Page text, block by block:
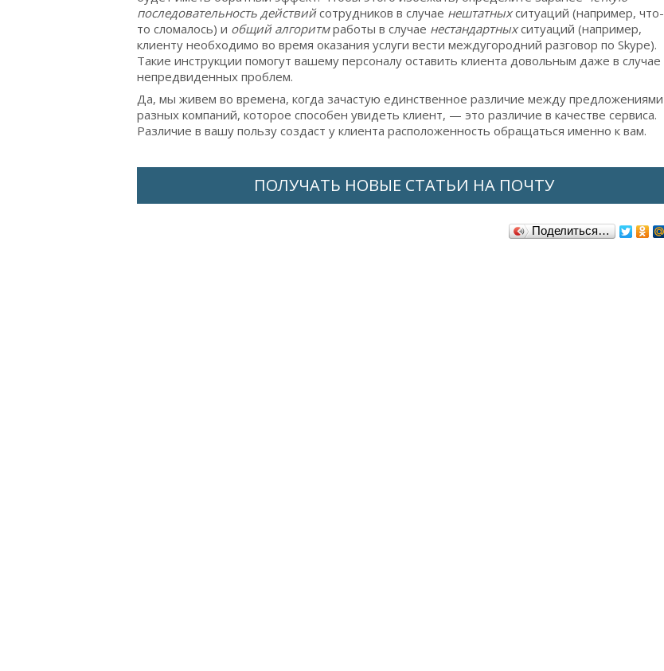
последовательность действий сотрудников в случае нештатныхситуаций (например, что-
то сломалось) и общий алгоритмработы в случае нестандартныхситуаций (например,
клиенту необходимо во время оказания услуги вести междугородний разговор по Skype).
Такие инструкции помогут вашему персоналу оставить клиента довольным даже в случае
непредвиденных проблем.
Да, мы живем во времена, когда зачастую единственное различие между предложениями
разных компаний, которое способен увидеть клиент, — это различие в качестве сервиса.
Различие в вашу пользу создаст у клиента расположенность обращаться именно к вам.
ПОЛУЧАТЬ НОВЫЕ СТАТЬИ НА ПОЧТУ
Поделиться…